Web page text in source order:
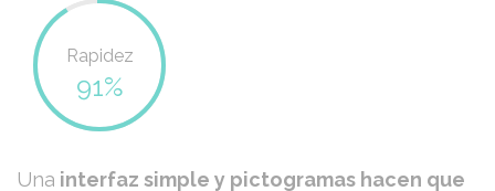
Rapidez
91%
Una interfaz simple y pictogramas hacen que